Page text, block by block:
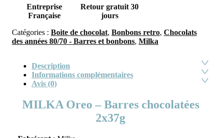
Entreprise
Française
Retour gratuit 30
jours
Catégories : Boite de chocolat, Bonbons retro, Chocolats
des années 80/70 - Barres et bonbons, Milka
Description
Informations complémentaires
Avis (0)
MILKA Oreo – Barres chocolatées
2x37g